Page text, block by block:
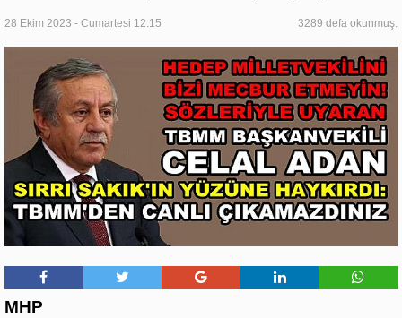
28 Ekim 2023 - Cumartesi 12:15 3289 defa okunmuş.
MHP